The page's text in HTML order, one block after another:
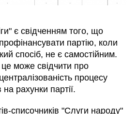
є свідченням того, що
партію, коли
спосіб, не є самостійним.
може свідчити про
процесу
рахунки партії.
списочників "Слуги народу"